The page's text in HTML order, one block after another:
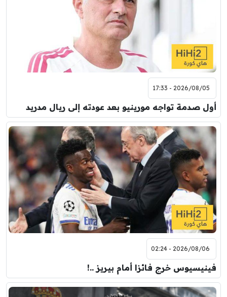
2026/08/05 - 17:33
أول صدمة تواجه مورينيو بعد عودته إلى ريال مدريد
2026/08/06 - 02:24
فينيسيوس خرج فائزا أمام بيريز ..!